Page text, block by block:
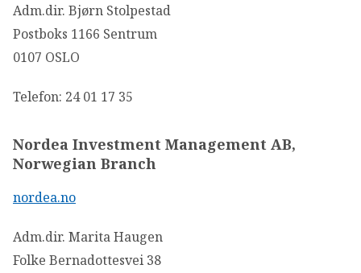
Adm.dir. Bjørn Stolpestad
Postboks 1166 Sentrum
0107 OSLO
Telefon: 24 01 17 35
Nordea Investment Management AB,
Norwegian Branch
nordea.no
Adm.dir. Marita Haugen
Folke Bernadottesvei 38